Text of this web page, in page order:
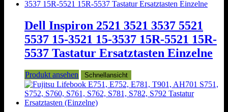
Dell Inspiron 2521 3521 3537 5521
5537 15-3521 15-3537 15R-5521 15R-
5537 Tastatur Ersatztasten Einzelne
Produkt ansehen Schnellansicht